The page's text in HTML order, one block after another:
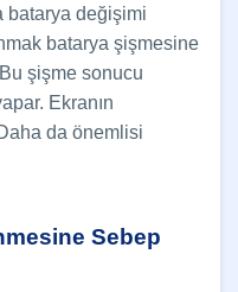
batarya değişimi
batarya şişmesine
şişme sonucu
Ekranın
da önemlisi
Sebep